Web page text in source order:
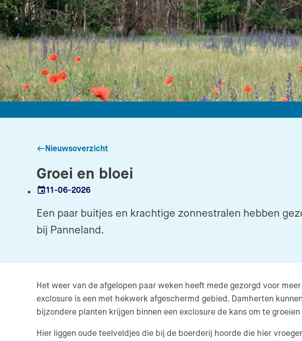
Groei en bloei
Nieuwsoverzicht
Datum
11-06-2026
Een paar buitjes en krachtige zonnestralen hebben
bij Panneland.
Het weer van de afgelopen paar weken heeft mede gezorgd voor
exclosure is een met hekwerk afgeschermd gebied. Damherten
bijzondere planten krijgen binnen een exclosure de kans om te
Hier liggen oude teelveldjes die bij de boerderij hoorde die hier